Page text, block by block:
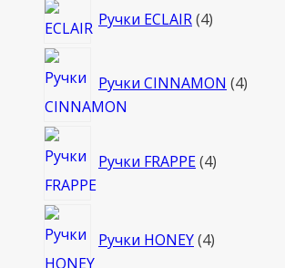
Ручки ECLAIR 44
Ручки CINNAMON 4товара
Ручки FRAPPE 4товара
Ручки HONEY 4товара